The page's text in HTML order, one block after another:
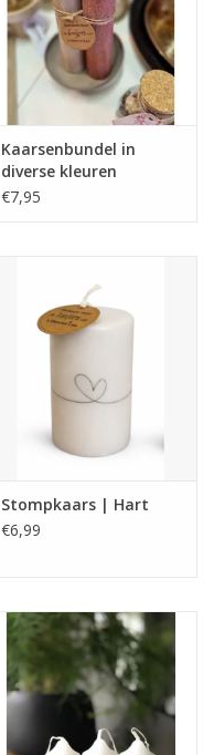
Kaarsenbundel in
diverse kleuren
€7,95
Stompkaars | Hart
€6,99